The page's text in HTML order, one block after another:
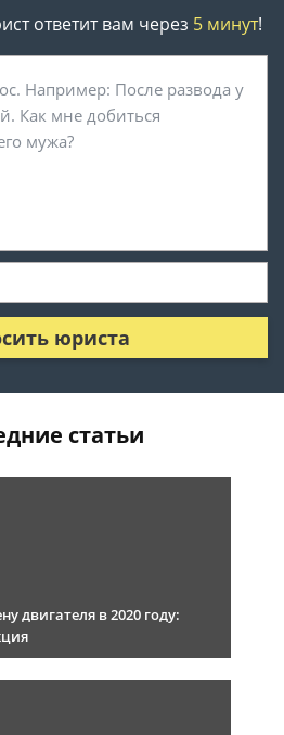
ответит вам через 5 минут!
юриста
статьи
двигателя в 2020 году: